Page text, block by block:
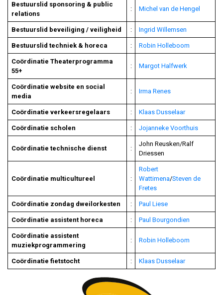
Bestuurslid sponsoring & public
relations
: Michel van de Hengel
Bestuurslid beveiliging / veiligheid : Ingrid Willemsen
Bestuurslid techniek & horeca : Robin Holleboom
Coördinatie Theaterprogramma
55+
: Margot Halfwerk
Coördinatie website en social
media
: Irma Renes
Coördinatie verkeersregelaars : Klaas Dusselaar
Coördinatie scholen : Jojanneke Voorthuis
Coördinatie technische dienst :
John Reusken/Ralf
Driessen
Coördinatie multicultureel :
Robert
Wattimena/Steven de
Fretes
Coördinatie zondag dweilorkesten : Paul Liese
Coördinatie assistent horeca : Paul Bourgondien
Coördinatie assistent
muziekprogrammering
: Robin Holleboom
Coördinatie fietstocht : Klaas Dusselaar